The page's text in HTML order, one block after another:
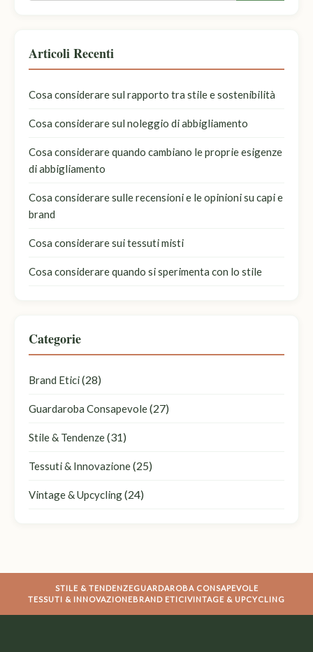
Articoli Recenti
Cosa considerare sul rapporto tra stile e sostenibilità
Cosa considerare sul noleggio di abbigliamento
Cosa considerare quando cambiano le proprie esigenze
di abbigliamento
Cosa considerare sulle recensioni e le opinioni su capi e
brand
Cosa considerare sui tessuti misti
Cosa considerare quando si sperimenta con lo stile
Categorie
Brand Etici(28)
Guardaroba Consapevole(27)
Stile & Tendenze(31)
Tessuti & Innovazione(25)
Vintage & Upcycling(24)
STILE & TENDENZEGUARDAROBA CONSAPEVOLE
TESSUTI & INNOVAZIONEBRAND ETICIVINTAGE & UPCYCLING